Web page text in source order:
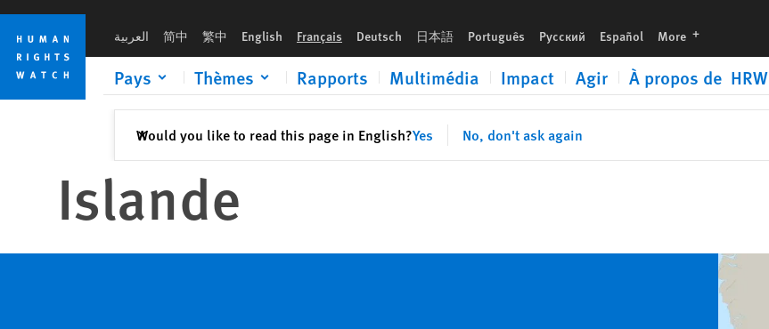
Skip
cookie
privacy
notice
Skip
main
content
العربية 简中 繁中 English Français Deutsch 日本語 Português Русский Español More languages
Pays Thèmes Rapports Multimédia Impact Agir À propos de HRW
Would you like to read this page in English?Yes No, don't ask again
✕Fermer
Islande